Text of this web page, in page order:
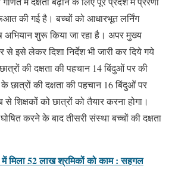
की गई है। बच्चों को आधारभूत लर्निंग
अभियान शुरू किया जा रहा है। अपर मुख्य
इसे लेकर दिशा निर्देश भी जारी कर दिये गये
की दक्षता की पहचान 14 बिंदुओं पर की
छात्रों की दक्षता की पहचान 16 बिंदुओं पर
शिक्षकों को छात्रों को तैयार करना होगा।
करने के बाद तीसरी संस्था बच्चों की दक्षता
में मिला 52 लाख श्रमिकों को काम : सहगल